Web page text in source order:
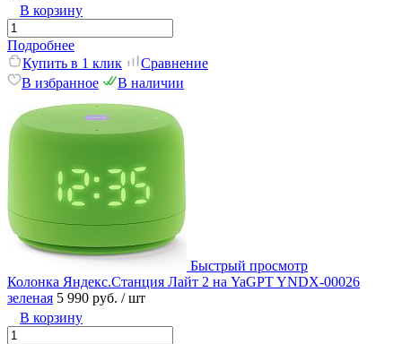
В корзину
Подробнее
Купить в 1 клик
Сравнение
В избранное
В наличии
Быстрый просмотр
Колонка Яндекс.Станция Лайт 2 на YaGPT YNDX-00026
зеленая 5 990 руб. / шт
В корзину